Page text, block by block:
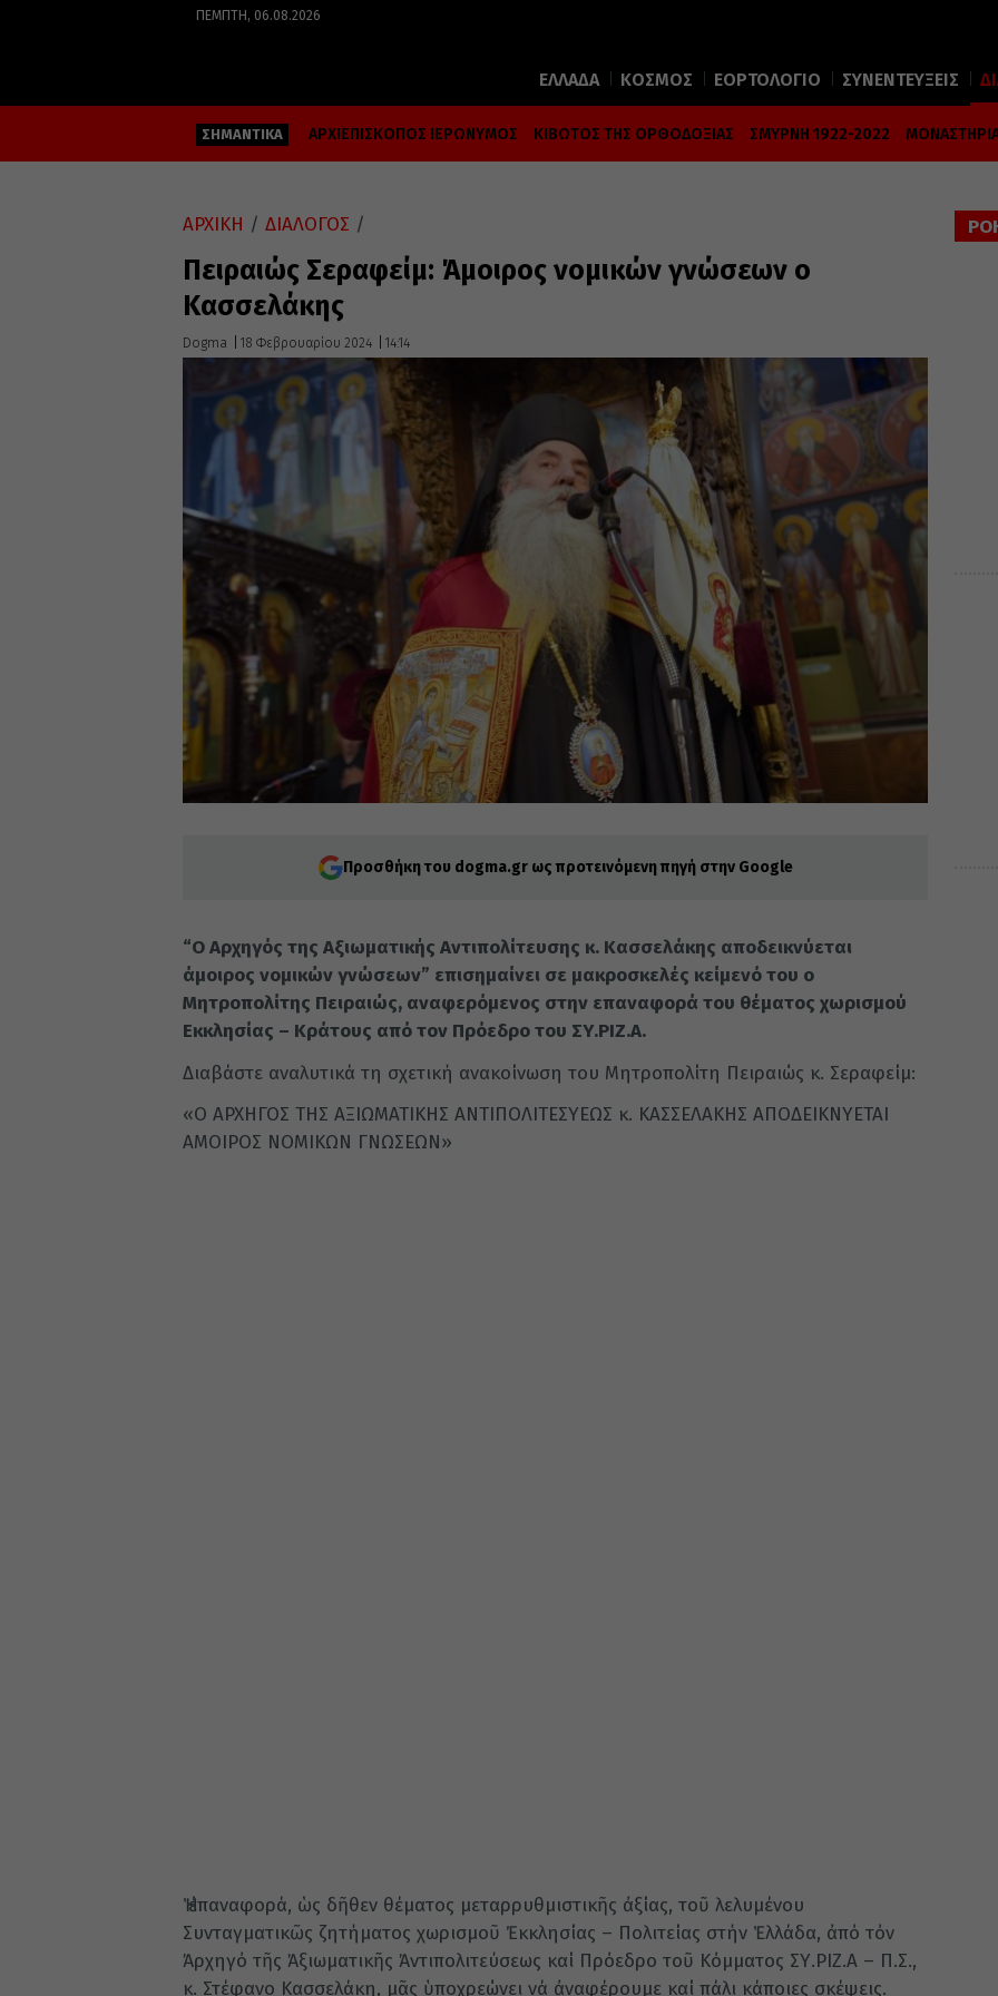
ΠΈΜΠΤΗ, 06.08.2026
ΕΛΛΑΔΑ ΚΟΣΜΟΣ ΕΟΡΤΟΛΟΓΙΟ ΣΥΝΕΝΤΕΥΞΕΙΣ
ΣΗΜΑΝΤΙΚΑ ΑΡΧΙΕΠΙΣΚΟΠΟΣ ΙΕΡΩΝΥΜΟΣ ΚΙΒΩΤΟΣ ΤΗΣ ΟΡΘΟΔΟΞΙΑΣ ΣΜΥΡΝΗ 1922-2022
ΑΡΧΙΚΗ / ΔΙΑΛΟΓΟΣ /
Πειραιώς Σεραφείμ: Άμοιρος νομικών γνώσεων ο
Κασσελάκης
Dogma 18 Φεβρουαρίου 2024 14:14
Προσθήκη του dogma.gr ως προτεινόμενη πηγή στην Google
“Ο Αρχηγός της Αξιωματικής Αντιπολίτευσης κ. Κασσελάκης αποδεικνύεται
άμοιρος νομικών γνώσεων” επισημαίνει σε μακροσκελές κείμενό του ο
Μητροπολίτης Πειραιώς, αναφερόμενος στην επαναφορά του θέματος χωρισμού
Εκκλησίας – Κράτους από τον Πρόεδρο του ΣΥ.ΡΙΖ.Α.
Διαβάστε αναλυτικά τη σχετική ανακοίνωση του Μητροπολίτη Πειραιώς κ. Σεραφείμ:
«Ο ΑΡΧΗΓΟΣ ΤΗΣ ΑΞΙΩΜΑΤΙΚΗΣ ΑΝΤΙΠΟΛΙΤΕΣΥΕΩΣ κ. ΚΑΣΣΕΛΑΚΗΣ ΑΠΟΔΕΙΚΝΥΕΤΑΙ
ΑΜΟΙΡΟΣ ΝΟΜΙΚΩΝ ΓΝΩΣΕΩΝ»
Ἡ ἐπαναφορά, ὡς δῆθεν θέματος μεταρρυθμιστικῆς ἀξίας, τοῦ λελυμένου
Συνταγματικῶς ζητήματος χωρισμοῦ Ἐκκλησίας – Πολιτείας στήν Ἑλλάδα, ἀπό τόν
Ἀρχηγό τῆς Ἀξιωματικῆς Ἀντιπολιτεύσεως καί Πρόεδρο τοῦ Κόμματος ΣΥ.ΡΙΖ.Α – Π.Σ.,
κ. Στέφανο Κασσελάκη, μᾶς ὑποχρεώνει νά ἀναφέρουμε καί πάλι κάποιες σκέψεις.